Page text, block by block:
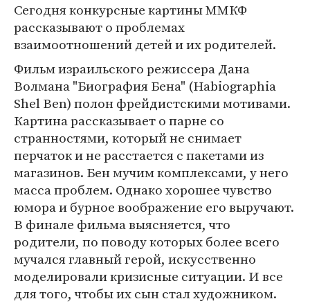
Сегодня конкурсные картины ММКФ
рассказывают о проблемах
взаимоотношений детей и их родителей.
Фильм израильского режиссера Дана
Волмана "Биография Бена" (Habiographia
Shel Ben) полон фрейдистскими мотивами.
Картина рассказывает о парне со
странностями, который не снимает
перчаток и не расстается с пакетами из
магазинов. Бен мучим комплексами, у него
масса проблем. Однако хорошее чувство
юмора и бурное воображение его выручают.
В финале фильма выясняется, что
родители, по поводу которых более всего
мучался главный герой, искусственно
моделировали кризисные ситуации. И все
для того, чтобы их сын стал художником.